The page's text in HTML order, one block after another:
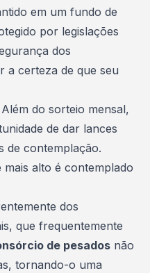
em um fundo de
por legislações
dos
a certeza de que seu
do sorteio mensal,
de dar lances
de contemplação.
alto é contemplado
dos
que frequentemente
de pesados não
tornando-o uma